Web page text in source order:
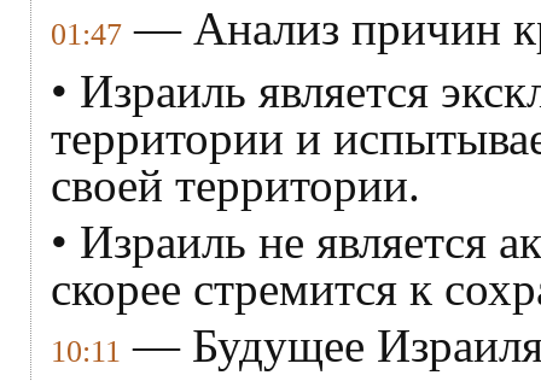
01:47 — Анализ причин
• Израиль является
территории и
своей территории.
• Израиль не является
скорее стремится к
10:11 — Будущее